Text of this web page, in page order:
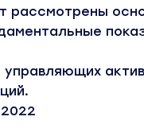
рассмотрены
управляющих
.